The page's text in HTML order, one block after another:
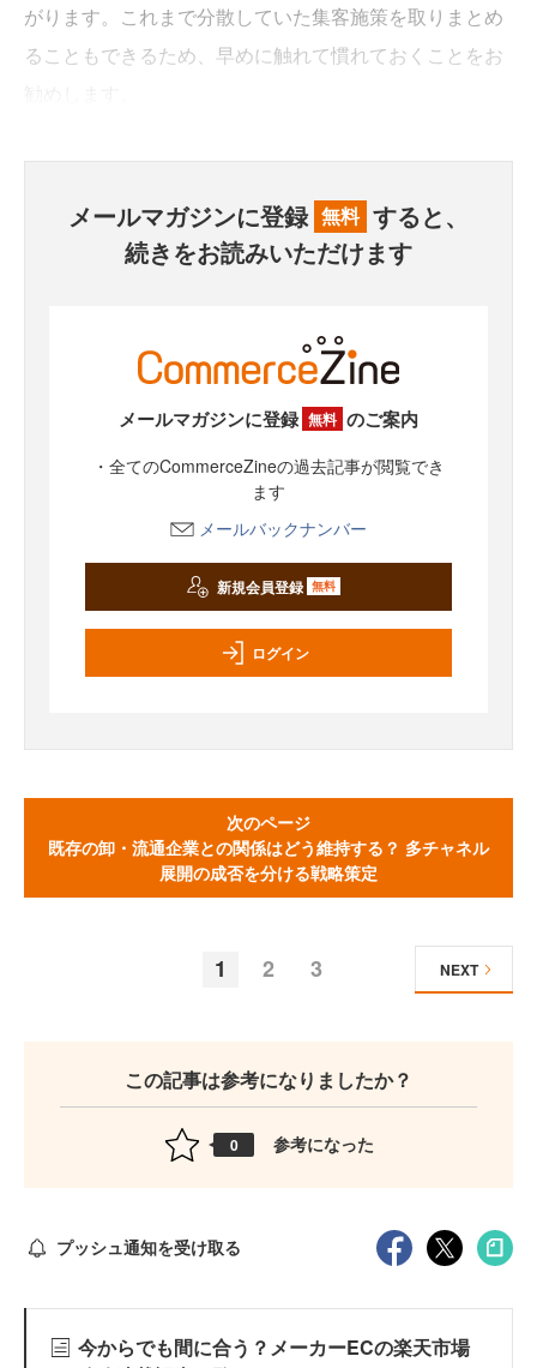
がります。これまで分散していた集客施策を取りまとめ
ることもできるため、早めに触れて慣れておくことをお
メールマガジンに登録 無料 すると、
続きをお読みいただけます
メールマガジンに登録 無料 のご案内
・全てのCommerceZineの過去記事が閲覧でき
ます
メールバックナンバー
新規会員登録 無料
ログイン
次のページ
既存の卸・流通企業との関係はどう維持する？ 多チャネル
展開の成否を分ける戦略策定
1 2 3 NEXT
この記事は参考になりましたか？
0 参考になった
プッシュ通知を受け取る
今からでも間に合う？メーカーECの楽天市場